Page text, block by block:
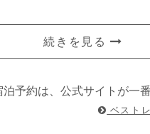
続きを見る
泊予約は、公式サイトが一
ベスト